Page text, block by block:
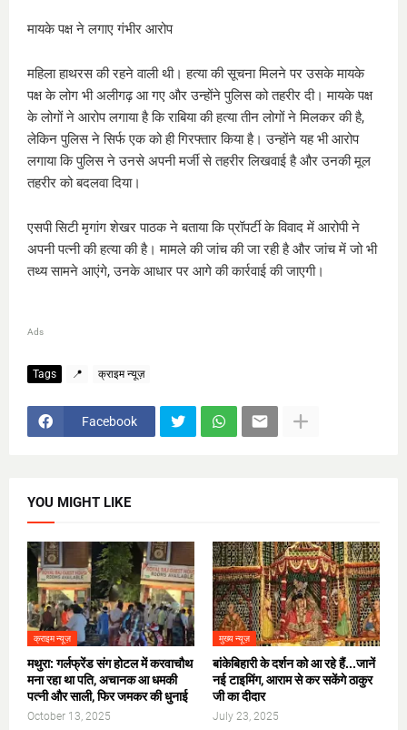
मायके पक्ष ने लगाए गंभीर आरोप
महिला हाथरस की रहने वाली थी। हत्या की सूचना मिलने पर उसके मायके
पक्ष के लोग भी अलीगढ़ आ गए और उन्होंने पुलिस को तहरीर दी। मायके पक्ष
के लोगों ने आरोप लगाया है कि राबिया की हत्या तीन लोगों ने मिलकर की है,
लेकिन पुलिस ने सिर्फ एक को ही गिरफ्तार किया है। उन्होंने यह भी आरोप
लगाया कि पुलिस ने उनसे अपनी मर्जी से तहरीर लिखवाई है और उनकी मूल
तहरीर को बदलवा दिया।
एसपी सिटी मृगांग शेखर पाठक ने बताया कि प्रॉपर्टी के विवाद में आरोपी ने
अपनी पत्नी की हत्या की है। मामले की जांच की जा रही है और जांच में जो भी
तथ्य सामने आएंगे, उनके आधार पर आगे की कार्रवाई की जाएगी।
Ads
Tags 📍 क्राइम न्यूज़
Facebook
YOU MIGHT LIKE
क्राइम न्यूज़
मथुरा: गर्लफ्रेंड संग होटल में करवाचौथ
मना रहा था पति, अचानक आ धमकी
पत्नी और साली, फिर जमकर की धुनाई
October 13, 2025
मुख्य न्यूज़
बांकेबिहारी के दर्शन को आ रहे हैं...जानें
नई टाइमिंग, आराम से कर सकेंगे ठाकुर
जी का दीदार
July 23, 2025